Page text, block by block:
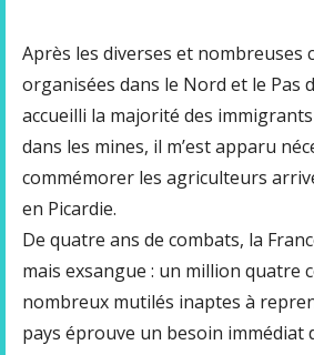
Après les diverses et nombreuses
organisées dans le Nord et le Pas
accueilli la majorité des
dans les mines, il m’est apparu
commémorer les agriculteurs
en Picardie.
De quatre ans de combats, la
mais exsangue : un million quatre
nombreux mutilés inaptes à
pays éprouve un besoin immédiat